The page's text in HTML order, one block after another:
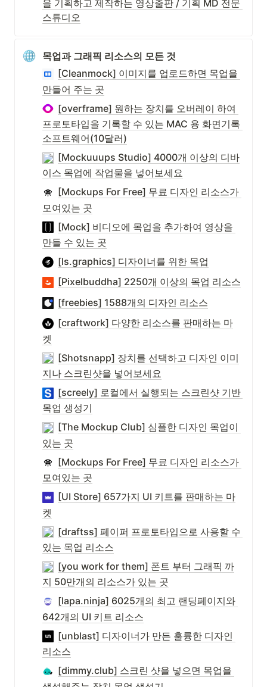
을 기획하고 제작하는 영상출판 / 기획 MD 전문
스튜디오
목업과 그래픽 리소스의 모든 것
[Cleanmock] 이미지를 업로드하면 목업을
만들어 주는 곳
[overframe] 원하는 장치를 오버레이 하여
프로토타입을 기록할 수 있는 MAC 용 화면기록
소프트웨어(10달러)
[Mockuuups Studio] 4000개 이상의 디바
이스 목업에 작업물을 넣어보세요
[Mockups For Free] 무료 디자인 리소스가
모여있는 곳
[Mock] 비디오에 목업을 추가하여 영상을
만들 수 있는 곳
[ls.graphics] 디자이너를 위한 목업
[Pixelbuddha] 2250개 이상의 목업 리소스
[freebies] 1588개의 디자인 리소스
[craftwork] 다양한 리소스를 판매하는 마
켓
[Shotsnapp] 장치를 선택하고 디자인 이미
지나 스크린샷을 넣어보세요
[screely] 로컬에서 실행되는 스크린샷 기반
목업 생성기
[The Mockup Club] 심플한 디자인 목업이
있는 곳
[Mockups For Free] 무료 디자인 리소스가
모여있는 곳
[UI Store] 657가지 UI 키트를 판매하는 마
켓
[draftss] 페이퍼 프로토타입으로 사용할 수
있는 목업 리소스
[you work for them] 폰트 부터 그래픽 까
지 50만개의 리소스가 있는 곳
[lapa.ninja] 6025개의 최고 랜딩페이지와
642개의 UI 키트 리소스
[unblast] 디자이너가 만든 훌륭한 디자인
리소스
[dimmy.club] 스크린 샷을 넣으면 목업을